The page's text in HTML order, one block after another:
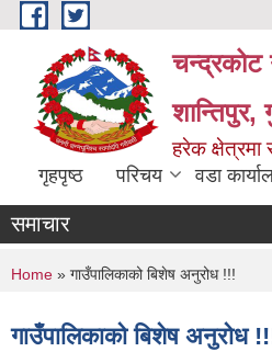
Skip to main content
चन्द्रकोट
शान्तिपुर,
हरेक
गृहपृष्ठ परिचय वडा
समाचार
You are here
Home » गाउँपालिकाको बिशेष अनुरोध !!!
गाउँपालिकाको बिशेष अनुरोध